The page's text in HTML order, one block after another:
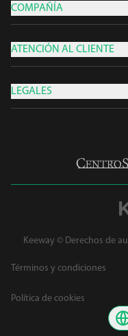
COMPAÑÍA
ATENCIÓN AL CLIENTE
LEGALES
Keeway © Derechos de
Términos y condiciones
Política de cookies